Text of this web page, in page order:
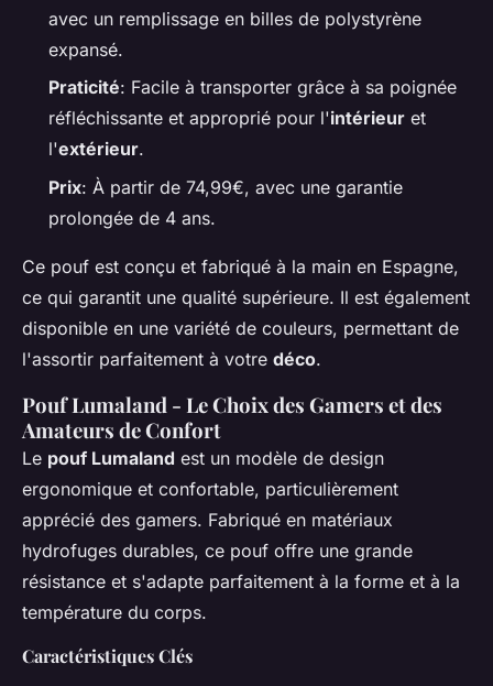
avec un remplissage en billes de polystyrène
expansé.
Praticité: Facile à transporter grâce à sa poignée
réfléchissante et approprié pour l'intérieur et
l'extérieur.
Prix: À partir de 74,99€, avec une garantie
prolongée de 4 ans.
Ce pouf est conçu et fabriqué à la main en Espagne,
ce qui garantit une qualité supérieure. Il est également
disponible en une variété de couleurs, permettant de
l'assortir parfaitement à votre déco.
Pouf Lumaland - Le Choix des Gamers et des
Amateurs de Confort
Le pouf Lumaland est un modèle de design
ergonomique et confortable, particulièrement
apprécié des gamers. Fabriqué en matériaux
hydrofuges durables, ce pouf offre une grande
résistance et s'adapte parfaitement à la forme et à la
température du corps.
Caractéristiques Clés